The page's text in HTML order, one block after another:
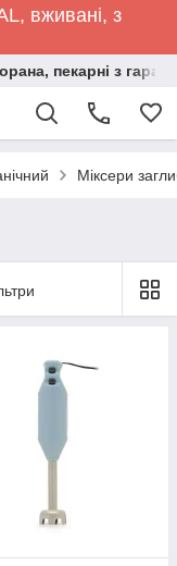
вживані, з
пекарні з
Міксери